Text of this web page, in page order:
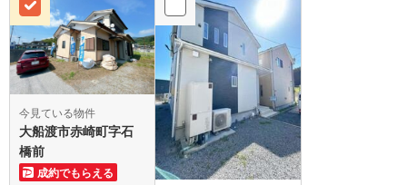
今見ている物件
大船渡市赤崎町字石
橋前
成約でもらえる